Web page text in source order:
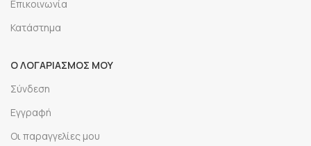
Επικοινωνία
Κατάστημα
Ο ΛΟΓΑΡΙΑΣΜΟΣ ΜΟΥ
Σύνδεση
Εγγραφή
Οι παραγγελίες μου